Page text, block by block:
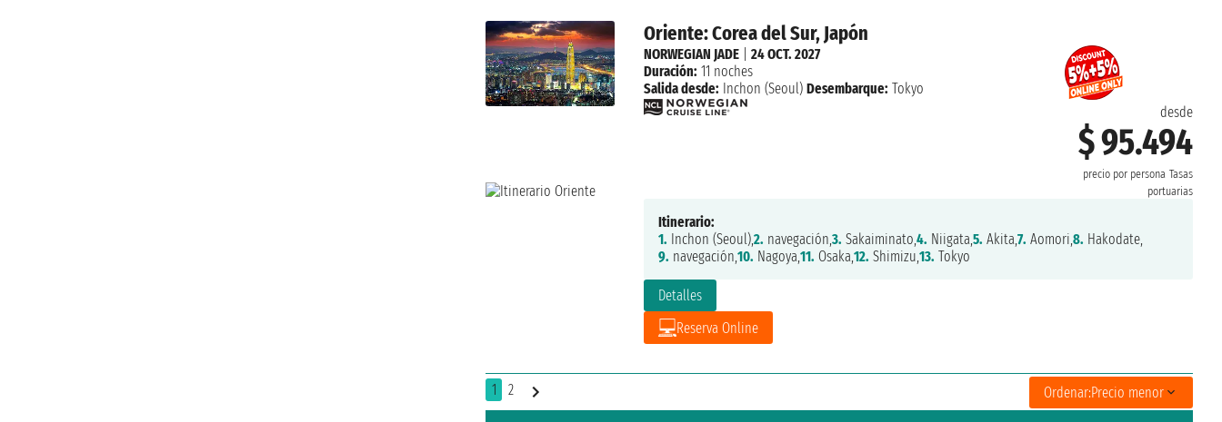
Oriente: Corea del Sur, Japón
desde
$ 95.494
precio por persona Tasas
portuarias
Detalles
Reserva Online
NORWEGIAN JADE| 24 OCT. 2027
Duración: 11 noches
Salida desde: Inchon (Seoul) Desembarque: Tokyo
Itinerario:
1. Inchon (Seoul),2. navegación,3. Sakaiminato,4. Niigata,5. Akita,7. Aomori,8. Hakodate,
9. navegación,10. Nagoya,11. Osaka,12. Shimizu,13. Tokyo
1 2 Ordenar:Precio menor